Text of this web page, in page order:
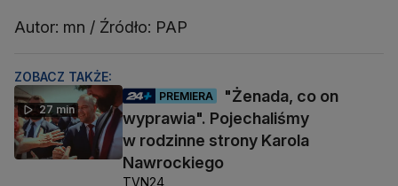
Autor: mn / Źródło: PAP
ZOBACZ TAKŻE:
27 min
PREMIERA
"Żenada, co on
wyprawia". Pojechaliśmy
w rodzinne strony Karola
Nawrockiego
TVN24